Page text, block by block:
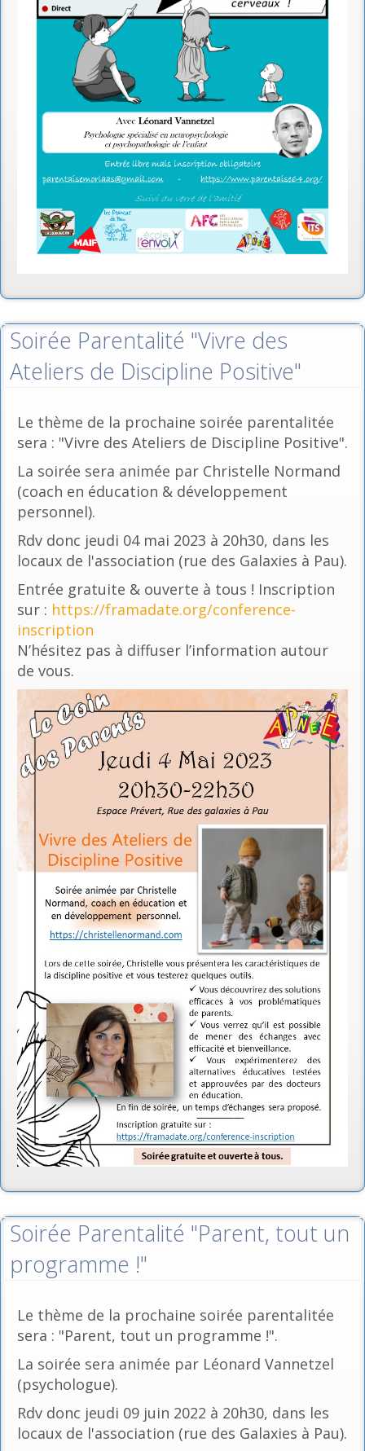
Soirée Parentalité "Vivre des
Ateliers de Discipline Positive"
Le thème de la prochaine soirée parentalitée
sera : "Vivre des Ateliers de Discipline Positive".
La soirée sera animée par Christelle Normand
(coach en éducation & développement
personnel).
Rdv donc jeudi 04 mai 2023 à 20h30, dans les
locaux de l'association (rue des Galaxies à Pau).
Entrée gratuite & ouverte à tous ! Inscription
sur : https://framadate.org/conference-
inscription
N’hésitez pas à diffuser l’information autour
de vous.
Soirée Parentalité "Parent, tout un
programme !"
Le thème de la prochaine soirée parentalitée
sera : "Parent, tout un programme !".
La soirée sera animée par Léonard Vannetzel
(psychologue).
Rdv donc jeudi 09 juin 2022 à 20h30, dans les
locaux de l'association (rue des Galaxies à Pau).